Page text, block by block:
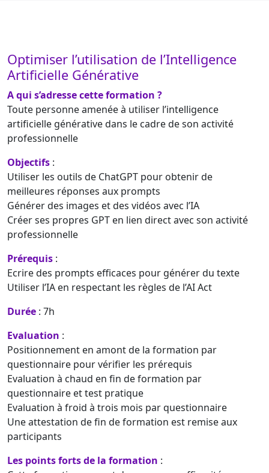
Optimiser l’utilisation de l’Intelligence
Artificielle Générative
A qui s’adresse cette formation ?
Toute personne amenée à utiliser l’intelligence
artificielle générative dans le cadre de son activité
professionnelle
Objectifs :
Utiliser les outils de ChatGPT pour obtenir de
meilleures réponses aux prompts
Générer des images et des vidéos avec l’IA
Créer ses propres GPT en lien direct avec son activité
professionnelle
Prérequis :
Ecrire des prompts efficaces pour générer du texte
Utiliser l’IA en respectant les règles de l’AI Act
Durée : 7h
Evaluation :
Positionnement en amont de la formation par
questionnaire pour vérifier les prérequis
Evaluation à chaud en fin de formation par
questionnaire et test pratique
Evaluation à froid à trois mois par questionnaire
Une attestation de fin de formation est remise aux
participants
Les points forts de la formation :